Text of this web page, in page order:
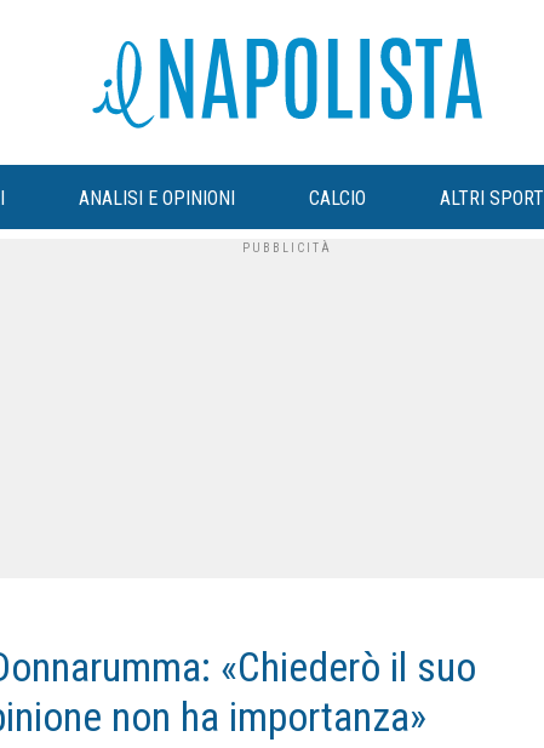
ANALISI E OPINIONI CALCIO ALTRI SPORT
«Chiederò il suo
non ha importanza»